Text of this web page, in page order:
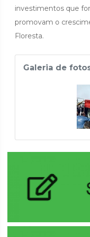
investimentos que
promovam o
Floresta.
Galeria de